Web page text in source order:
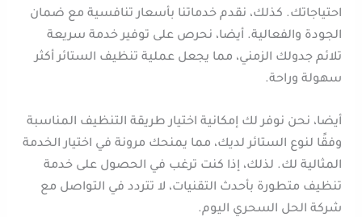
احتياجاتك. كذلك، نقدم خدماتنا بأسعار تنافسية مع ضمان
الجودة والفعالية. أيضا، نحرص على توفير خدمة سريعة
تلائم جدولك الزمني، مما يجعل عملية تنظيف الستائر أكثر
سهولة وراحة.
أيضا، نحن نوفر لك إمكانية اختيار طريقة التنظيف المناسبة
وفقًا لنوع الستائر لديك، مما يمنحك مرونة في اختيار الخدمة
المثالية لك. لذلك، إذا كنت ترغب في الحصول على خدمة
تنظيف متطورة بأحدث التقنيات، لا تتردد في التواصل مع
شركة الحل السحري اليوم.